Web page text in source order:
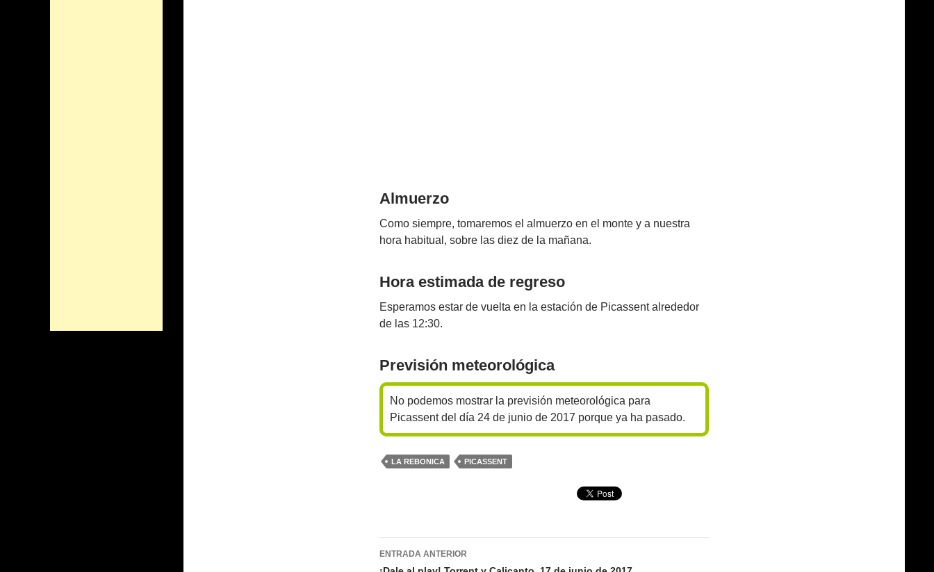
Almuerzo
Como siempre, tomaremos el almuerzo en el monte y a nuestra
hora habitual, sobre las diez de la mañana.
Hora estimada de regreso
Esperamos estar de vuelta en la estación de Picassent alrededor
de las 12:30.
Previsión meteorológica
No podemos mostrar la previsión meteorológica para
Picassent del día 24 de junio de 2017 porque ya ha pasado.
LA REBONICA PICASSENT
Navegación
ENTRADA ANTERIOR